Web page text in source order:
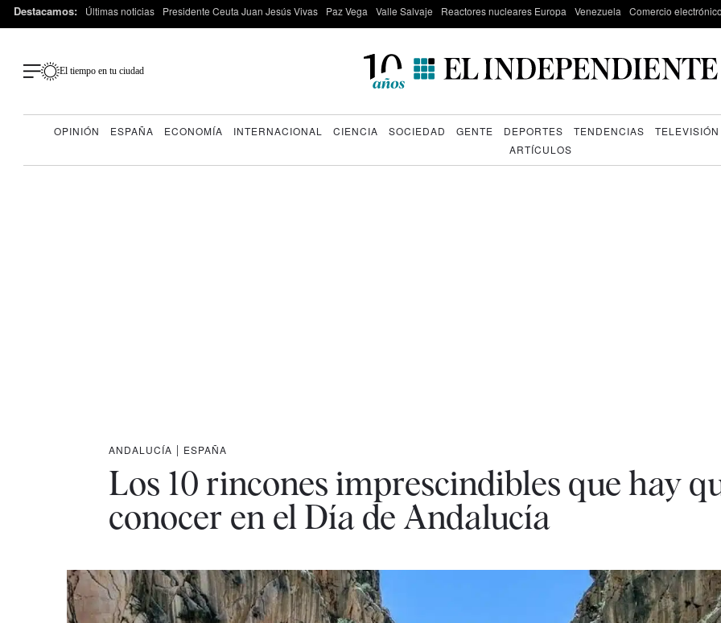
Destacamos: Últimas noticias Presidente Ceuta Juan Jesús Vivas Paz Vega Valle Salvaje Reactores nucleares Europa Venezuela Comercio electrónico
El tiempo en tu ciudad
OPINIÓN ESPAÑA ECONOMÍA INTERNACIONAL CIENCIA SOCIEDAD GENTE DEPORTES TENDENCIAS TELEVISIÓN
ARTÍCULOS
ANDALUCÍA | ESPAÑA
Los 10 rincones imprescindibles que hay
conocer en el Día de Andalucía